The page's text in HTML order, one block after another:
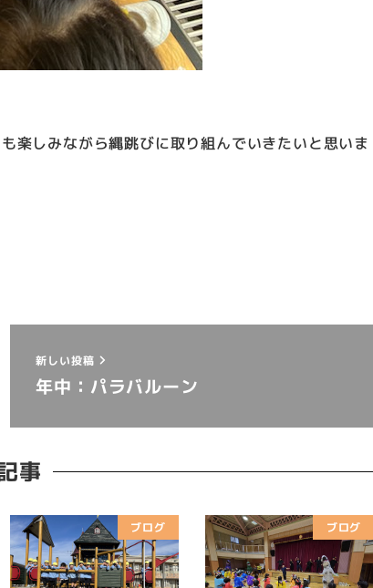
楽しみながら縄跳びに取り組んでいきたいと思いま
新しい投稿
年中：パラバルーン
事
ブログ ブログ